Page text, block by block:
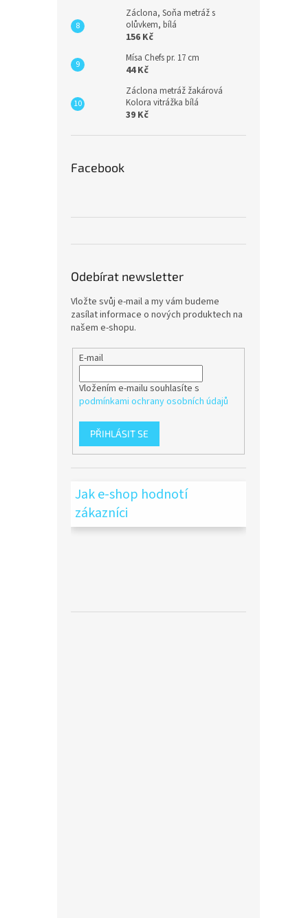
Záclona, Soňa metráž s
olůvkem, bílá
156 Kč
Mísa Chefs pr. 17 cm
44 Kč
Záclona metráž žakárová
Kolora vitrážka bílá
39 Kč
Facebook
Odebírat newsletter
Vložte svůj e-mail a my vám budeme
zasílat informace o nových produktech na
našem e-shopu.
E-mail
Vložením e-mailu souhlasíte s
podmínkami ochrany osobních údajů
PŘIHLÁSIT SE
Jak e-shop hodnotí
zákazníci